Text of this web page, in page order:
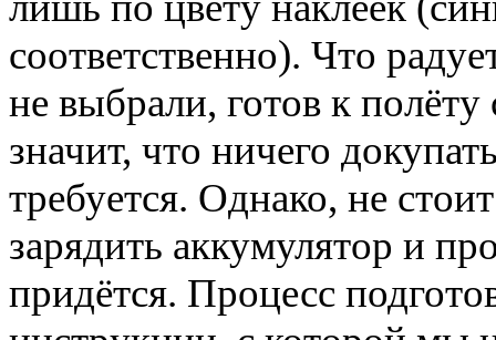
соответственно). Что
не выбрали, готов к
значит, что ничего
требуется. Однако, не
зарядить аккумулятор и
придётся. Процесс